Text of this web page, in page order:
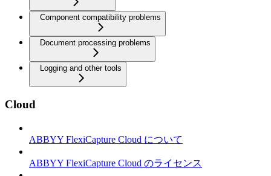
Component compatibility problems
Document processing problems
Logging and other tools
Cloud
ABBYY FlexiCapture Cloud について
ABBYY FlexiCapture Cloud のライセンス